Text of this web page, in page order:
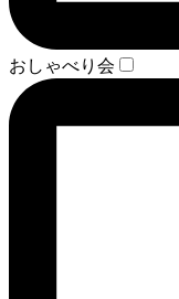
おしゃべり会